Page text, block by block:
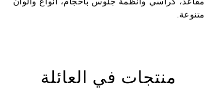
مقاعد، كراسي وأنظمة جلوس بأحجام، أنواع وألوان
متنوعة.
منتجات في العائلة